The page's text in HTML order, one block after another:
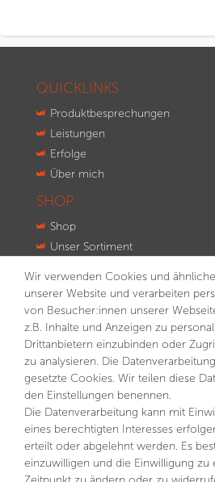
QUICKLINKS
Produktbesprechungen
Leistungen
Erfolge
Über mich
SHOP
Shop
Unser Sortiment
Kontakt
NEWSLETTER
VORNAME
Hiermit bestätige ich, dass ich die
gelesen habe. Meine Einwilligung
widerrufen.**
Wir verwenden Cookies und
unserer Website und verarbeiten
von Besucher:innen unserer
z.B. Inhalte und Anzeigen zu
Drittanbietern einzubinden oder
zu analysieren. Die
gesetzte Cookies. Wir teilen diese
den Einstellungen benennen.
Die Datenverarbeitung kann mit
eines berechtigten Interesses
erteilt oder abgelehnt werden. Es
einzuwilligen und die Einwilligung zu